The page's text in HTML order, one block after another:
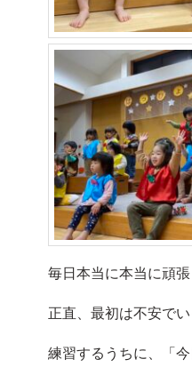
毎日本当に本当に頑
正直、最初は不安でい
練習するうちに、「今